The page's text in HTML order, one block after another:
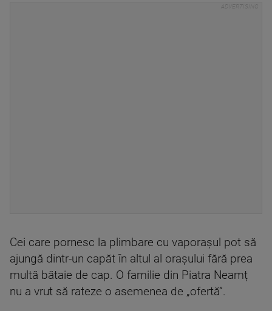
Cei care pornesc la plimbare cu vaporașul pot să
ajungă dintr-un capăt în altul al orașului fără prea
multă bătaie de cap. O familie din Piatra Neamț
nu a vrut să rateze o asemenea de „ofertă”.